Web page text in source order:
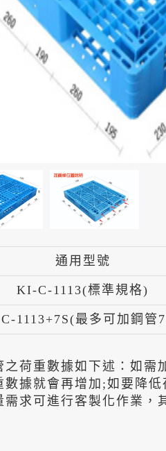
通用型號
KI-C-1113(標準規格)
1113+7S(最多可加鋼管
之荷重數據如下述：如需
數據就會再增加;如要降
需求可進行客製化作業，